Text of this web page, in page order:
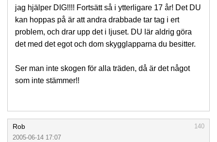
jag hjälper DIG!!!! Fortsätt så i ytterligare 17 år! Det DU
kan hoppas på är att andra drabbade tar tag i ert
problem, och drar upp det i ljuset. DU lär aldrig göra
det med det egot och dom skygglapparna du besitter.
Ser man inte skogen för alla träden, då är det något
som inte stämmer!!
Rob
140
2005-06-14 17:07